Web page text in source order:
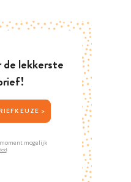
de lekkerste
JOUW NIEUWSBRIEFKEUZE >
mogelijk